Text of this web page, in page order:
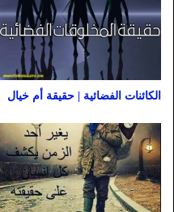
الكائنات الفضائية | حقيقة أم خيال